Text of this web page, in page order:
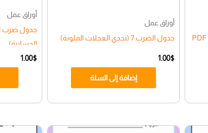
أوراق عمل
جدول الضرب 7 (تحدي العجلات الملونة)
1.00$
إضافة إلى السلة
أوراق عمل
الحسابية)
1.00$